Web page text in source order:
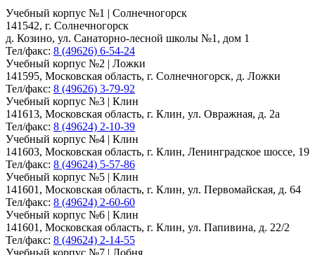
Учебный корпус №1 | Солнечногорск
141542, г. Солнечногорск
д. Козино, ул. Санаторно-лесной школы №1, дом 1
Тел/факс: 8 (49626) 6-54-24
Учебный корпус №2 | Ложки
141595, Московская область, г. Солнечногорск, д. Ложки
Тел/факс: 8 (49626) 3-79-92
Учебный корпус №3 | Клин
141613, Московская область, г. Клин, ул. Овражная, д. 2а
Тел/факс: 8 (49624) 2-10-39
Учебный корпус №4 | Клин
141603, Московская область, г. Клин, Ленинградское шоссе, 19
Тел/факс: 8 (49624) 5-57-86
Учебный корпус №5 | Клин
141601, Московская область, г. Клин, ул. Первомайская, д. 64
Тел/факс: 8 (49624) 2-60-60
Учебный корпус №6 | Клин
141601, Московская область, г. Клин, ул. Папивина, д. 22/2
Тел/факс: 8 (49624) 2-14-55
Учебный корпус №7 | Лобня